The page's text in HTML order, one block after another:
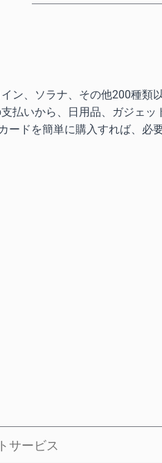
ン、ソラナ、その他200種類
払いから、日用品、ガジェッ
ドを簡単に購入すれば、必
サービス